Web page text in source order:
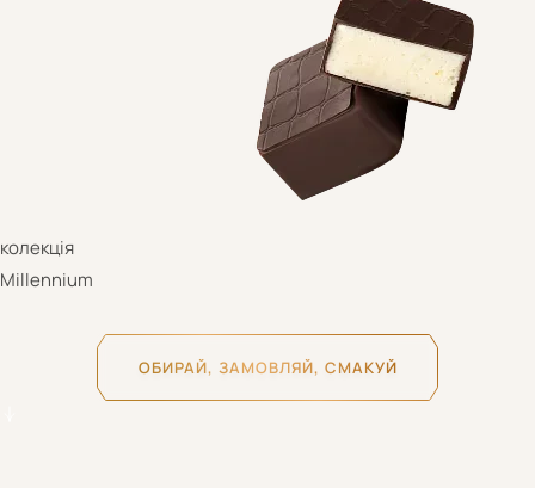
колекція
Millennium
ОБИРАЙ, ЗАМОВЛЯЙ, СМАКУЙ
ОБИРАЙ, ЗАМОВЛЯЙ, СМАКУЙ